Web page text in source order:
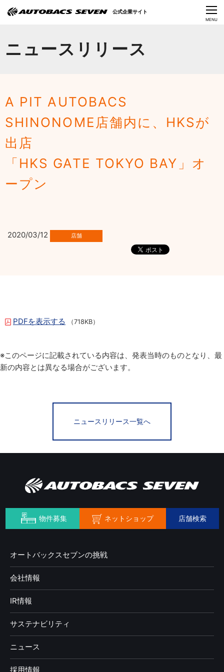
CLOSE
MENU
ニュースリリース
A PIT AUTOBACS
SHINONOME店舗内に、HKSが
出店
「HKS GATE TOKYO BAY」オ
ープン
2020/03/12
PDFを表示する （718KB）
公式企業サイト
サステナビリティ
採用情報
Language
※このページに記載されている内容は、発表当時のものとなり、最
新の内容とは異なる場合がございます。
ニュースリリース一覧へ
物件募集 ネットショップ 店舗検索
オートバックスセブンの挑戦
会社情報
IR情報
サステナビリティ
ニュース
採用情報